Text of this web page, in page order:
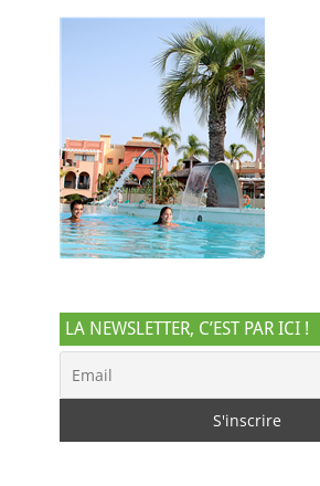
LA NEWSLETTER, C’EST PAR ICI !